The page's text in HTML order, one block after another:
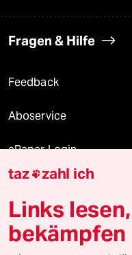
Fragen & Hilfe
Feedback
Aboservice
ePaper Login
Downloads für
© 2026 taz Verlags und
taz zahl ich
Links
bekämpfen